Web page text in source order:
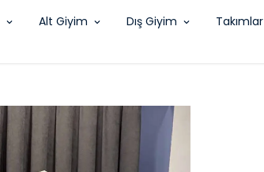
Alt Giyim Dış Giyim Takımlar